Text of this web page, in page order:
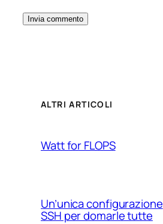
ALTRI ARTICOLI
Watt for FLOPS
Un’unica configurazione
SSH per domarle tutte